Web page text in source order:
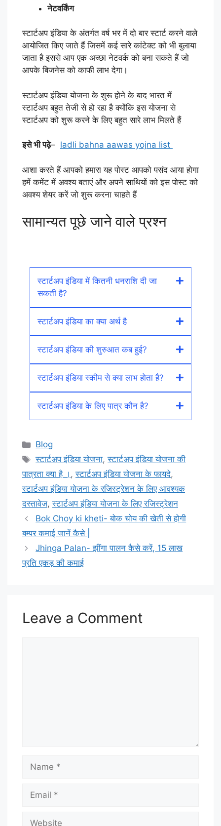
नेटवर्किंग
स्टार्टअप इंडिया के अंतर्गत वर्ष भर में दो बार स्टार्ट करने वाले
आयोजित किए जाते हैं जिसमें कई सारे कांटेक्ट को भी बुलाया
जाता है इससे आप एक अच्छा नेटवर्क को बना सकते हैं जो
आपके बिजनेस को काफी लाभ देगा।
स्टार्टअप इंडिया योजना के शुरू होने के बाद भारत में
स्टार्टअप बहुत तेजी से हो रहा है क्योंकि इस योजना से
स्टार्टअप को शुरू करने के लिए बहुत सारे लाभ मिलते हैं
इसे भी पढ़े– ladli bahna aawas yojna list
आशा करते हैं आपको हमारा यह पोस्ट आपको पसंद आया होगा
हमें कमेंट में अवश्य बताएं और अपने साथियों को इस पोस्ट को
अवश्य शेयर करें जो शुरू करना चाहते हैं
सामान्यत पूछे जाने वाले प्रश्न
स्टार्टअप इंडिया में कितनी धनराशि दी जा
सकती है?
स्टार्टअप इंडिया का क्या अर्थ है
स्टार्टअप इंडिया की शुरुआत कब हुई?
स्टार्टअप इंडिया स्कीम से क्या लाभ होता है?
स्टार्टअप इंडिया के लिए पात्र कौन है?
Categories
Blog
Tags
स्टार्टअप इंडिया योजना,स्टार्टअप इंडिया योजना की
पात्रता क्या है । ,स्टार्टअप इंडिया योजना के फायदे,
स्टार्टअप इंडिया योजना के रजिस्ट्रेशन के लिए आवश्यक
दस्तावेज,स्टार्टअप इंडिया योजना के लिए रजिस्ट्रेशन
Bok Choy ki kheti- बोक चोय की खेती से होगी
बम्पर कमाई जानें कैसे |
Jhinga Palan- झींगा पालन कैसे करें, 15 लाख
प्रति एकड़ की कमाई
Leave a Comment
Name
Email
Website